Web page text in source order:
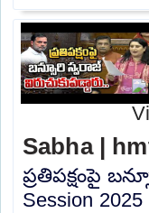
Sabha |
ప్రతిపక్షంపై
Session